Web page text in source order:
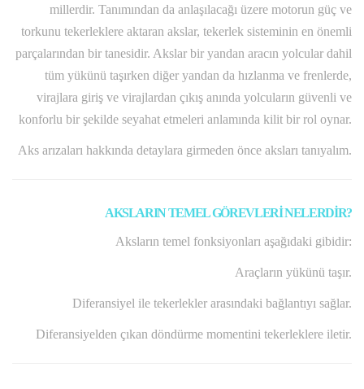
millerdir. Tanımından da anlaşılacağı üzere motorun güç ve
torkunu tekerleklere aktaran akslar, tekerlek sisteminin en önemli
parçalarından bir tanesidir. Akslar bir yandan aracın yolcular dahil
tüm yükünü taşırken diğer yandan da hızlanma ve frenlerde,
virajlara giriş ve virajlardan çıkış anında yolcuların güvenli ve
konforlu bir şekilde seyahat etmeleri anlamında kilit bir rol oynar.
Aks arızaları hakkında detaylara girmeden önce aksları tanıyalım.
AKSLARIN TEMEL GÖREVLERİ NELERDİR?
Aksların temel fonksiyonları aşağıdaki gibidir:
Araçların yükünü taşır.
Diferansiyel ile tekerlekler arasındaki bağlantıyı sağlar.
Diferansiyelden çıkan döndürme momentini tekerleklere iletir.